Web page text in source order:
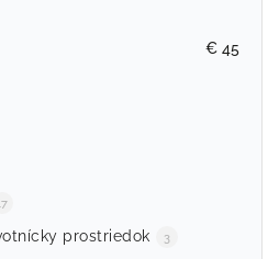
€ 45
prostriedok 3